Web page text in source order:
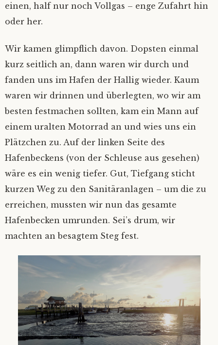
Hausmannskost
Verwaschene Zeit
Voll auf Zucker
Küstenpfade
Wir sind nett
‚Keine Sonnenuntergänge, bitte…‘
Postbox inside
Boat Stop
Regenbogen und andere Kausalketten
Big Five – minus one
Fair winds
Sitzriesen ohne Schuhe
Flachwasser
Muttis Parkplatz
‚Gute Wahl, hätte ich auch genommen‘
Zurückfahren ist immer sch…
Lichtermeer
Wenn die Seekarte recht hat
‚Kein Wind von vorn’
Unsichtig
Damp – ausgetrickst
Schilksee – drunter und drüber
Aufsässig Teil 2
Tor!
Mondsonate
Wir sehen uns im Hafen
Graduelle Unterschiede
Durchgedreht
Bald rum
Vergessene Orte – versunkene Welten
Granat
Nicht Sand in den Schuhn, nur Schlick an
Einhand Ü-70
Hamburg in Glückstadt
Ruf nach dem Gennaker
Romantik im Schlicklock
Mythos Helgoland
Skippis Keks
Abbruch
Schickeria
Ullas Container
Spicken erlaubt!
Funzeln
Die schönste von allen…
Hab‘ ich‘s nicht gesagt?
Sahne-Gate
Verschlüsselung
Rumtreiber
Ganz wichtig: gelangweilt gucken…
Kalt erwischt
Lichtermeer
Von Inseln, Krabben und späten Einsichten
Schmetterlinge auf dem Wasser
Langläufer, Querläufer, Tiefgänger
Gut gespült
Die Welt für ein Segel
Spiekeroog 2019
Unterelbe
Helgoland
Wer misst, misst Mist
‚Das ist hier bei uns so’
Kommunizierende Röhren
Enthusiastisches Unwissen
Nummer fünf lebt – fast
‚Rückwärts geht!‘
Eine Schwalbe macht noch keinen…
Fairy Glen, Lamlash und der Abschied von
einen, half nur noch Vollgas – enge Zufahrt hin
oder her.
Wir kamen glimpflich davon. Dopsten einmal
kurz seitlich an, dann waren wir durch und
fanden uns im Hafen der Hallig wieder. Kaum
waren wir drinnen und überlegten, wo wir am
besten festmachen sollten, kam ein Mann auf
einem uralten Motorrad an und wies uns ein
Plätzchen zu. Auf der linken Seite des
Hafenbeckens (von der Schleuse aus gesehen)
wäre es ein wenig tiefer. Gut, Tiefgang sticht
kurzen Weg zu den Sanitäranlagen – um die zu
erreichen, mussten wir nun das gesamte
Hafenbecken umrunden. Sei’s drum, wir
machten an besagtem Steg fest.